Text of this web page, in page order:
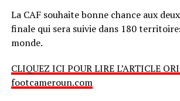
La CAF souhaite bonne chance aux
finale qui sera suivie dans 180
monde.
CLIQUEZ ICI POUR LIRE L’ARTICLE
footcameroun.com